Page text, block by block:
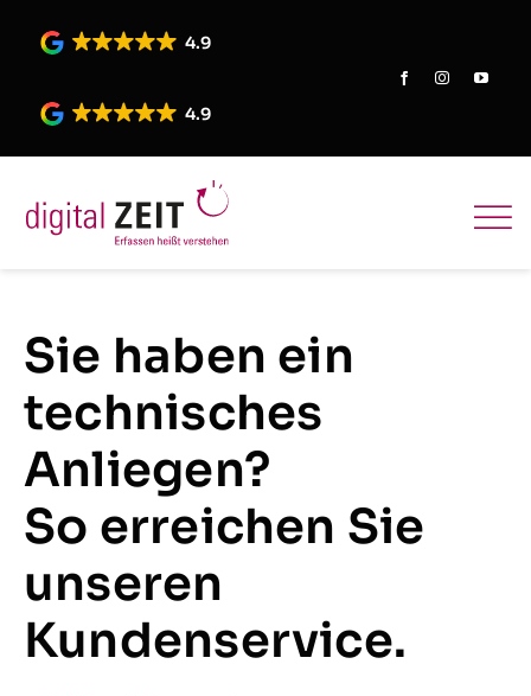
4.9
4.9
Sie haben ein
technisches
Anliegen?
So erreichen Sie
unseren
Kundenservice.